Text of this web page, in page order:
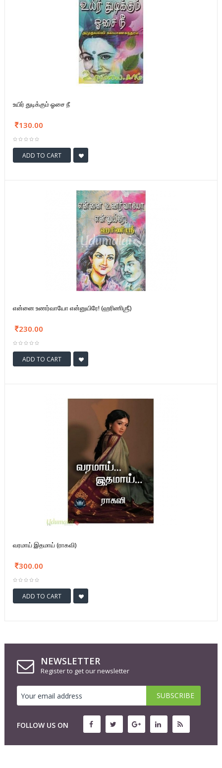
உயிர் துடிக்கும் ஓசை நீ
130.00
ADD TO CART
என்னை உணர்வாயோ என்னுயிரே! (ஹரிணிஶ்ரீ)
230.00
ADD TO CART
வரமாய் இதமாய் (ராகவி)
300.00
ADD TO CART
NEWSLETTER
Register to get our newsletter
FOLLOW US ON